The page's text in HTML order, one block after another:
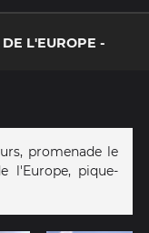
L'EUROPE -
promenade le
l'Europe, pique-